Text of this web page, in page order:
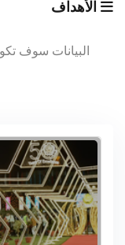
الأهداف
البيانات سوف